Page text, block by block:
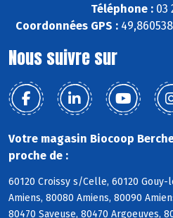
Téléphone : 03
Coordonnées GPS :
Nous suivre sur
Votre magasin Biocoop
proche de :
60120 Croissy s/Celle, 60120
Amiens, 80080 Amiens, 80090
80470 Saveuse, 80470 Argoeuves,